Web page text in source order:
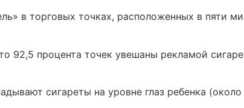
в торговых точках, расположенных в пяти
92,5 процента точек увешаны рекламой
сигареты на уровне глаз ребенка